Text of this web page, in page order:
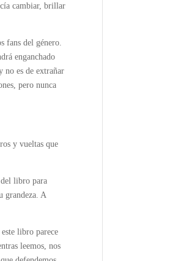
cambiar, brillar
fans del género.
enganchado
no es de extrañar
pero nunca
y vueltas que
libro para
grandeza. A
libro parece
leemos, nos